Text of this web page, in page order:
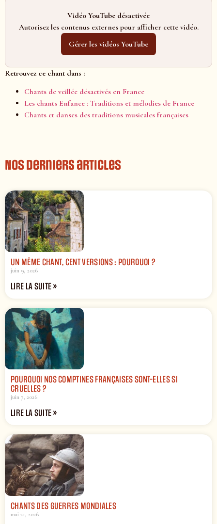
Vidéo YouTube désactivée
Autorisez les contenus externes pour afficher cette vidéo.
Gérer les vidéos YouTube
Retrouvez ce chant dans :
Chants de veillée désactivés en France
Les chants Enfance : Traditions et mélodies de France
Chants et danses des traditions musicales françaises
Nos derniers articles
UN MÊME CHANT, CENT VERSIONS : POURQUOI ?
juin 9, 2026
LIRE LA SUITE »
POURQUOI NOS COMPTINES FRANÇAISES SONT-ELLES SI
CRUELLES ?
juin 7, 2026
LIRE LA SUITE »
CHANTS DES GUERRES MONDIALES
mai 21, 2026